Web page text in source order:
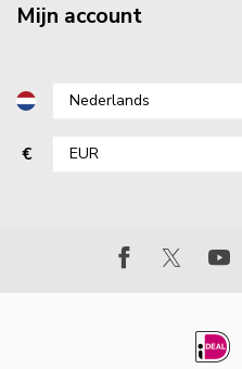
Mijn account
€